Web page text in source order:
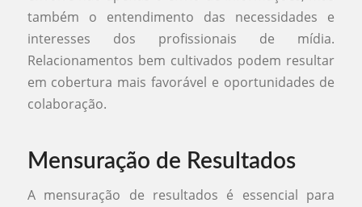
também o entendimento das necessidades e
interesses dos profissionais de mídia.
Relacionamentos bem cultivados podem resultar
em cobertura mais favorável e oportunidades de
colaboração.
Mensuração de Resultados
A mensuração de resultados é essencial para